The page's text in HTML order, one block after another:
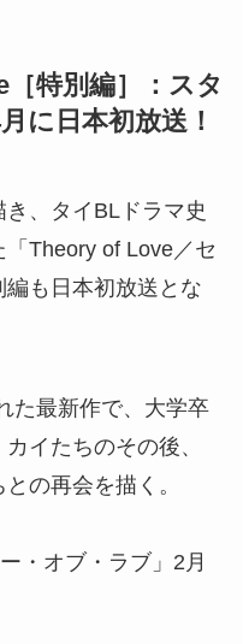
特別編］：スタ
に日本初放送！
、タイBLドラマ史
Theory of Love／セ
も日本初放送とな
た最新作で、大学卒
イたちのその後、
の再会を描く。
・オブ・ラブ」2月